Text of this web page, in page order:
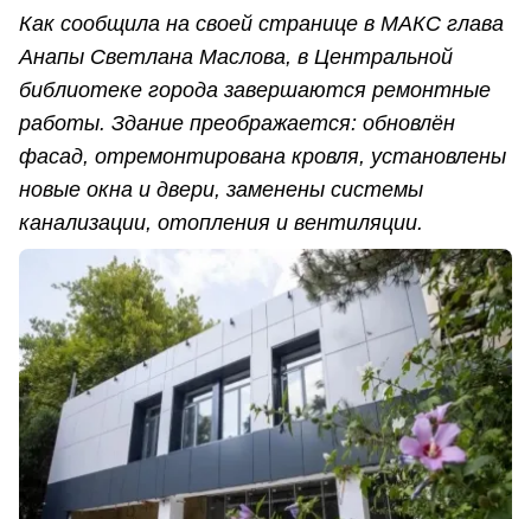
Как сообщила на своей странице в МАКС глава
Анапы Светлана Маслова, в Центральной
библиотеке города завершаются ремонтные
работы. Здание преображается: обновлён
фасад, отремонтирована кровля, установлены
новые окна и двери, заменены системы
канализации, отопления и вентиляции.